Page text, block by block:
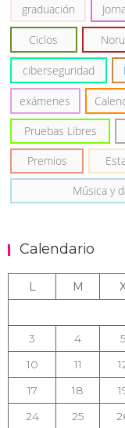
graduación
Ciclos
ciberseguridad
exámenes
Pruebas Libres
Premios
Música y
Calendario
L M
3
4 5
10
11
17
18
24
25